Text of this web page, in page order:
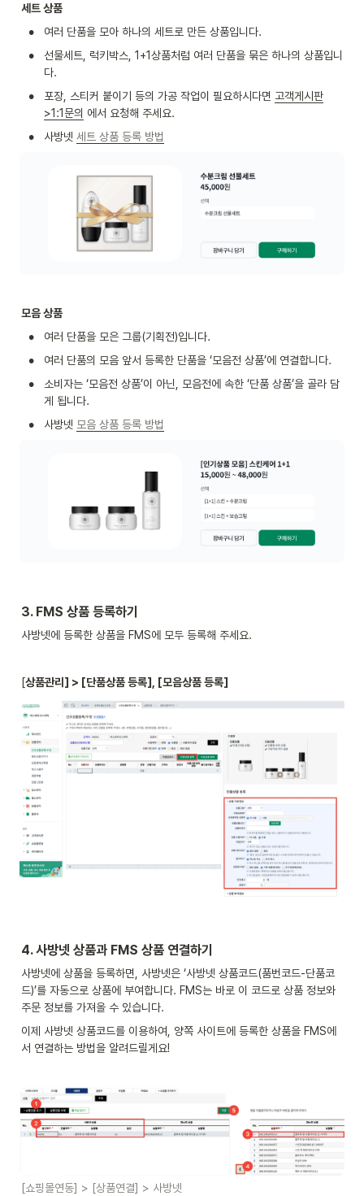
세트 상품
• 여러 단품을 모아 하나의 세트로 만든 상품입니다.
•
선물세트, 럭키박스, 1+1상품처럼 여러 단품을 묶은 하나의 상품입니
다.
• 포장, 스티커 붙이기 등의 가공 작업이 필요하시다면 고객게시판
>1:1문의 에서 요청해 주세요.
• 사방넷 세트 상품 등록 방법
모음 상품
• 여러 단품을 모은 그룹(기획전)입니다.
• 여러 단품의 모음 앞서 등록한 단품을 ‘모음전 상품’에 연결합니다.
•
소비자는 ‘모음전 상품’이 아닌, 모음전에 속한 ‘단품 상품’을 골라 담
게 됩니다.
• 사방넷 모음 상품 등록 방법
3. FMS 상품 등록하기
사방넷에 등록한 상품을 FMS에 모두 등록해 주세요.
[상품관리] > [단품상품 등록], [모음상품 등록]
4. 사방넷 상품과 FMS 상품 연결하기
사방넷에 상품을 등록하면, 사방넷은 ‘사방넷 상품코드(품번코드-단품코
드)’를 자동으로 상품에 부여합니다. FMS는 바로 이 코드로 상품 정보와
주문 정보를 가져올 수 있습니다.
이제 사방넷 상품코드를 이용하여, 양쪽 사이트에 등록한 상품을 FMS에
서 연결하는 방법을 알려드릴게요!
[쇼핑몰연동] > [상품연결] > 사방넷